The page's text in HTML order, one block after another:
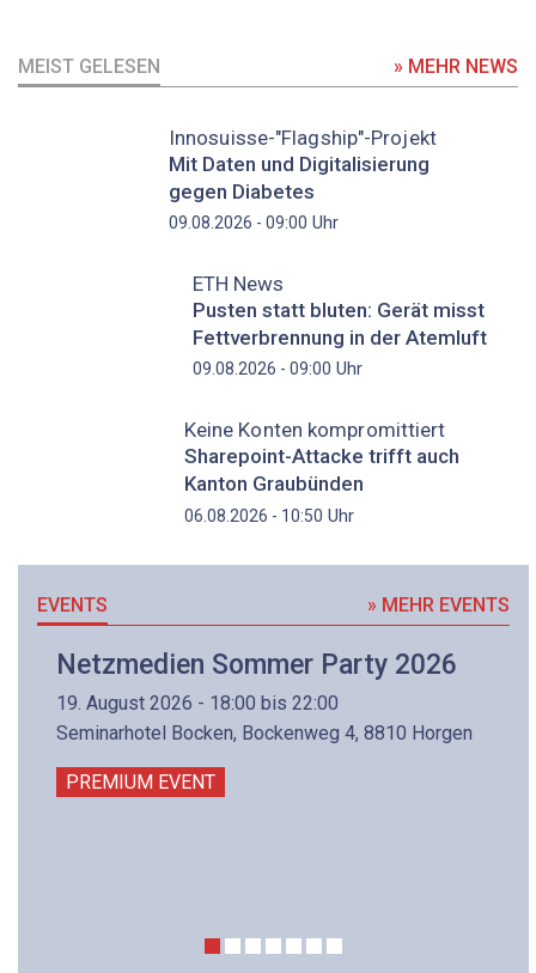
MEIST GELESEN » MEHR NEWS
Innosuisse-"Flagship"-Projekt
Mit Daten und Digitalisierung
gegen Diabetes
09.08.2026 - 09:00 Uhr
ETH News
Pusten statt bluten: Gerät misst
Fettverbrennung in der Atemluft
09.08.2026 - 09:00 Uhr
Keine Konten kompromittiert
Sharepoint-Attacke trifft auch
Kanton Graubünden
06.08.2026 - 10:50 Uhr
EVENTS » MEHR EVENTS
Netzmedien Sommer Party 2026
19. August 2026 - 18:00 bis 22:00
Seminarhotel Bocken, Bockenweg 4, 8810 Horgen
PREMIUM EVENT